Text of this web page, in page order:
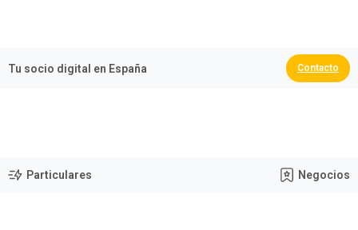
Tu socio digital en España Contacto
Particulares Negocios